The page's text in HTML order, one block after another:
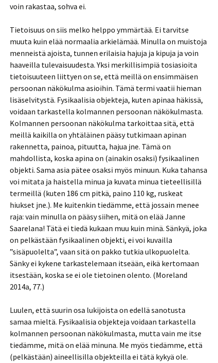
voin rakastaa, sohva ei.
Tietoisuus on siis melko helppo ymmärtää. Ei tarvitse
muuta kuin elää normaalia arkielämää. Minulla on muistoja
menneistä ajoista, tunnen erilaisia hajuja ja kipuja ja voin
haaveilla tulevaisuudesta. Yksi merkillisimpiä tosiasioita
tietoisuuteen liittyen on se, että meillä on ensimmäisen
persoonan näkökulma asioihin. Tämä termi vaatii hieman
lisäselvitystä. Fysikaalisia objekteja, kuten apinaa häkissä,
voidaan tarkastella kolmannen persoonan näkökulmasta.
Kolmannen persoonan näkökulma tarkoittaa sitä, että
meillä kaikilla on yhtäläinen pääsy tutkimaan apinan
rakennetta, painoa, pituutta, hajua jne. Tämä on
mahdollista, koska apina on (ainakin osaksi) fysikaalinen
objekti. Sama asia pätee osaksi myös minuun. Kuka tahansa
voi mitata ja haistella minua ja kuvata minua tieteellisillä
termeillä (kuten 186 cm pitkä, paino 110 kg, ruskeat
hiukset jne.). Me kuitenkin tiedämme, että jossain menee
raja: vain minulla on pääsy siihen, mitä on elää Janne
Saarelana! Tätä ei tiedä kukaan muu kuin minä. Sänkyä, joka
on pelkästään fysikaalinen objekti, ei voi kuvailla
”sisäpuolelta”, vaan sitä on pakko tutkia ulkopuolelta.
Sänky ei kykene tarkastelemaan itseään, eikä kertomaan
itsestään, koska se ei ole tietoinen olento. (Moreland
2014a, 77.)
Luulen, että suurin osa lukijoista on edellä sanotusta
samaa mieltä. Fysikaalisia objekteja voidaan tarkastella
kolmannen persoonan näkökulmasta, mutta vain me itse
tiedämme, mitä on elää minuna. Me myös tiedämme, että
(pelkästään) aineellisilla objekteilla ei tätä kykyä ole.